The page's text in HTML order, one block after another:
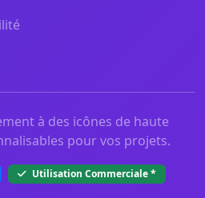
à des icônes de haute
pour vos projets.
Utilisation Commerciale*